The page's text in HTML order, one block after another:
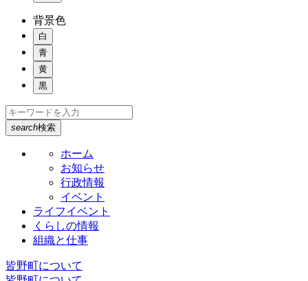
背景色
白
青
黄
黒
search検索
ホーム
お知らせ
行政情報
イベント
ライフイベント
くらしの情報
組織と仕事
皆野町について